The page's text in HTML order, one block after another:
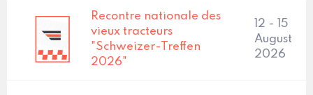
Recontre nationale des
vieux tracteurs
"Schweizer-Treffen
2026"
12 - 15
August
2026